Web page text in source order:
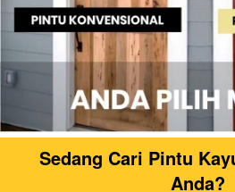
Sedang Cari Pintu
Anda?